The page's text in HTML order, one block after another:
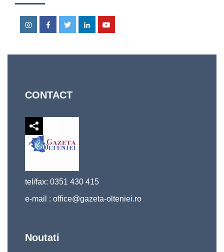
InstagramFacebookTwitterLinkedin
CONTACT
tel/fax: 0351 430 415
e-mail : office@gazeta-olteniei.ro
Noutati